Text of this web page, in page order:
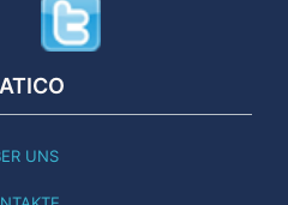
UNS